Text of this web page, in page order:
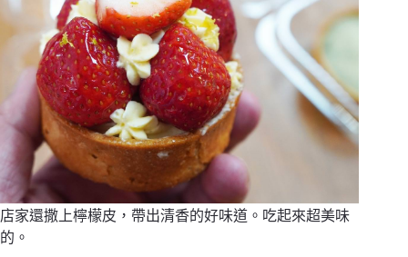
店家還撒上檸檬皮，帶出清香的好味道。吃起來超美味
的。